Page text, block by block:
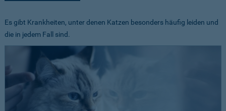
Es gibt Krankheiten, unter denen Katzen besonders häufig leiden und
die in jedem Fall sind.